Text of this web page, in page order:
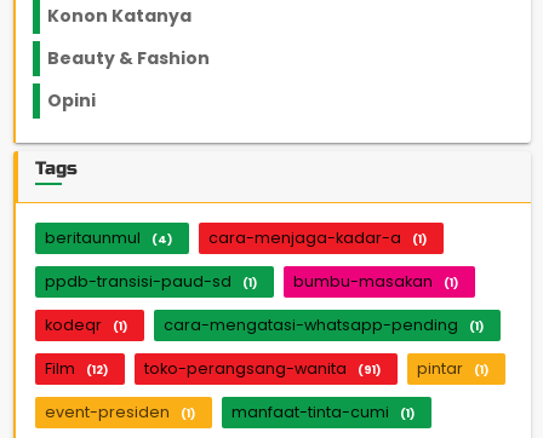
Konon Katanya
Beauty & Fashion
Opini
Tags
beritaunmul (4) cara-menjaga-kadar-a (1)
ppdb-transisi-paud-sd (1) bumbu-masakan (1)
kodeqr (1) cara-mengatasi-whatsapp-pending (1)
Film (12) toko-perangsang-wanita (91) pintar (1)
event-presiden (1) manfaat-tinta-cumi (1)